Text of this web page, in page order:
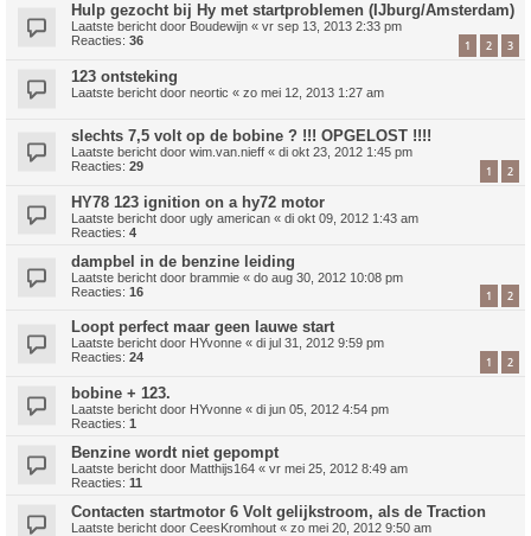
Hulp gezocht bij Hy met startproblemen (IJburg/Amsterdam)
Laatste bericht door Boudewijn « vr sep 13, 2013 2:33 pm
Reacties: 36 1 2 3
123 ontsteking
Laatste bericht door neortic « zo mei 12, 2013 1:27 am
slechts 7,5 volt op de bobine ? !!! OPGELOST !!!!
Laatste bericht door wim.van.nieff « di okt 23, 2012 1:45 pm
Reacties: 29 1 2
HY78 123 ignition on a hy72 motor
Laatste bericht door ugly american « di okt 09, 2012 1:43 am
Reacties: 4
dampbel in de benzine leiding
Laatste bericht door brammie « do aug 30, 2012 10:08 pm
Reacties: 16 1 2
Loopt perfect maar geen lauwe start
Laatste bericht door HYvonne « di jul 31, 2012 9:59 pm
Reacties: 24 1 2
bobine + 123.
Laatste bericht door HYvonne « di jun 05, 2012 4:54 pm
Reacties: 1
Benzine wordt niet gepompt
Laatste bericht door Matthijs164 « vr mei 25, 2012 8:49 am
Reacties: 11
Contacten startmotor 6 Volt gelijkstroom, als de Traction
Laatste bericht door CeesKromhout « zo mei 20, 2012 9:50 am